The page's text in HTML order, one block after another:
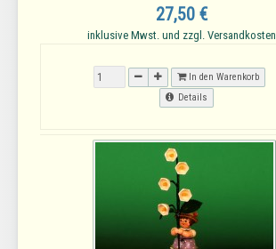
27,50 €
inklusive Mwst. und zzgl. Versandkosten
In den Warenkorb
Details